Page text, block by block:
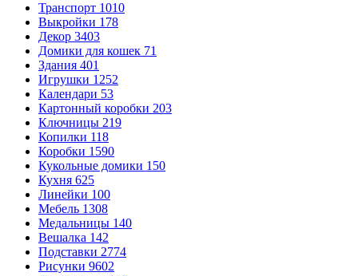
Транспорт 1010
Выкройки 178
Декор 3403
Домики для кошек 71
Здания 401
Игрушки 1252
Календари 53
Картонный коробки 203
Ключницы 219
Копилки 118
Коробки 1590
Кукольные домики 150
Кухня 625
Линейки 100
Мебель 1308
Медальницы 140
Вешалка 142
Подставки 2774
Рисунки 9602